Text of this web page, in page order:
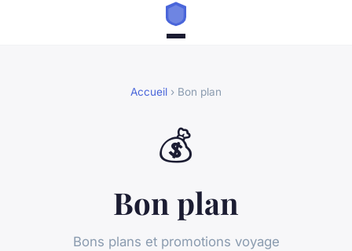
Accueil › Bon plan
💰
Bon plan
Bons plans et promotions voyage